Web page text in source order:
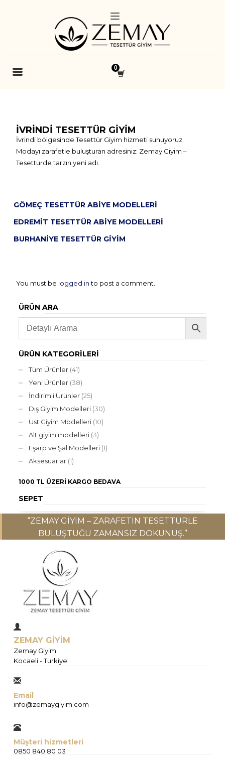
İVRINDI TESETTÜR GIYIM
İvrindi bölgesinde Tesettür Giyim hizmeti sunuyoruz.
Modayı zarafetle buluşturan adresiniz: Zemay Giyim –
Tesettürde tarzın yeni adı.
GÖMEÇ TESETTÜR ABIYE MODELLERI
EDREMIT TESETTÜR ABIYE MODELLERI
BURHANIYE TESETTÜR GIYIM
You must be logged into post a comment.
ÜRÜN ARA
ÜRÜN KATEGORILERI
Tüm Ürünler (41)
Yeni Ürünler (38)
İndirimli Ürünler (25)
Dış Giyim Modelleri (30)
Üst Giyim Modelleri (10)
Alt giyim modelleri (3)
Eşarp ve Şal Modelleri (1)
Aksesuarlar (1)
1000 TL ÜZERI KARGO BEDAVA
SEPET
“ZEMAY GIYIM – ZARAFETIN TESETTÜRLE
BULUŞTUĞU ZAMANSIZ DOKUNUŞ.”
ZEMAY GİYİM
Zemay Giyim
Kocaeli - Türkiye
Email
info@zemaygiyim.com
Müşteri hizmetleri
0850 840 80 03